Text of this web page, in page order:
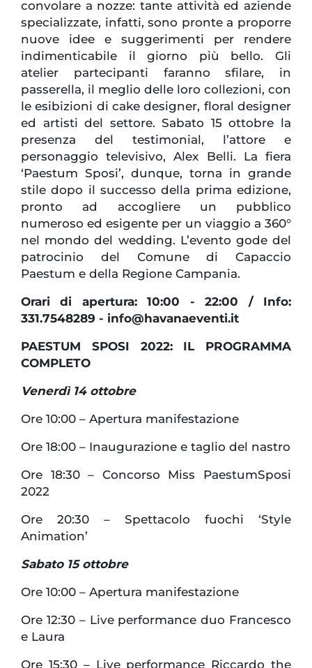
convolare a nozze: tante attività ed aziende
specializzate, infatti, sono pronte a proporre
nuove idee e suggerimenti per rendere
indimenticabile il giorno più bello. Gli
atelier partecipanti faranno sfilare, in
passerella, il meglio delle loro collezioni, con
le esibizioni di cake designer, floral designer
ed artisti del settore. Sabato 15 ottobre la
presenza del testimonial, l’attore e
personaggio televisivo, Alex Belli. La fiera
‘Paestum Sposi’, dunque, torna in grande
stile dopo il successo della prima edizione,
pronto ad accogliere un pubblico
numeroso ed esigente per un viaggio a 360°
nel mondo del wedding. L’evento gode del
patrocinio del Comune di Capaccio
Paestum e della Regione Campania.
Orari di apertura: 10:00 - 22:00 / Info:
331.7548289 - info@havanaeventi.it
PAESTUM SPOSI 2022: IL PROGRAMMA
COMPLETO
Venerdì 14 ottobre
Ore 10:00 – Apertura manifestazione
Ore 18:00 – Inaugurazione e taglio del nastro
Ore 18:30 – Concorso Miss PaestumSposi
2022
Ore 20:30 – Spettacolo fuochi ‘Style
Animation’
Sabato 15 ottobre
Ore 10:00 – Apertura manifestazione
Ore 12:30 – Live performance duo Francesco
e Laura
Ore 15:30 – Live performance Riccardo the